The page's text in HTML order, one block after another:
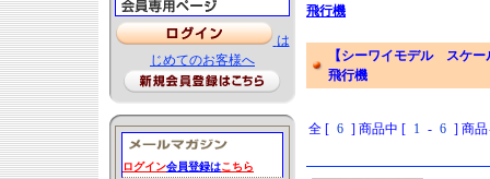
は
じめてのお客様へ
ログイン会員登録はこちら
飛行機
【シーワイモデル スケー
飛行機
全 [ 6 ] 商品中 [ 1 - 6 ] 商